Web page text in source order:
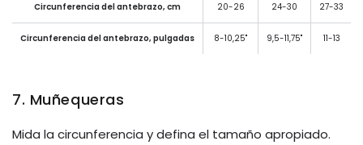
Circunferencia del antebrazo, cm 20-26 24-30 27-33
Circunferencia del antebrazo, pulgadas 8-10,25" 9,5-11,75" 11-13
7. Muñequeras
Mida la circunferencia y defina el tamaño apropiado.